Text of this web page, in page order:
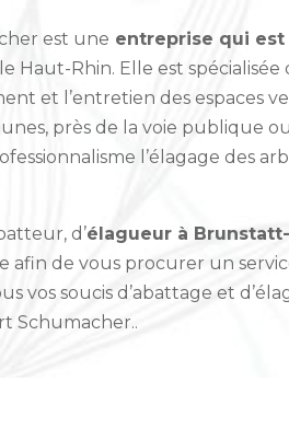
est une entreprise qui
Haut-Rhin. Elle est
et l’entretien des espaces
près de la voie publique
l’élagage des
d’élagueur à
afin de vous procurer un
vos soucis d’abattage et
Schumacher..